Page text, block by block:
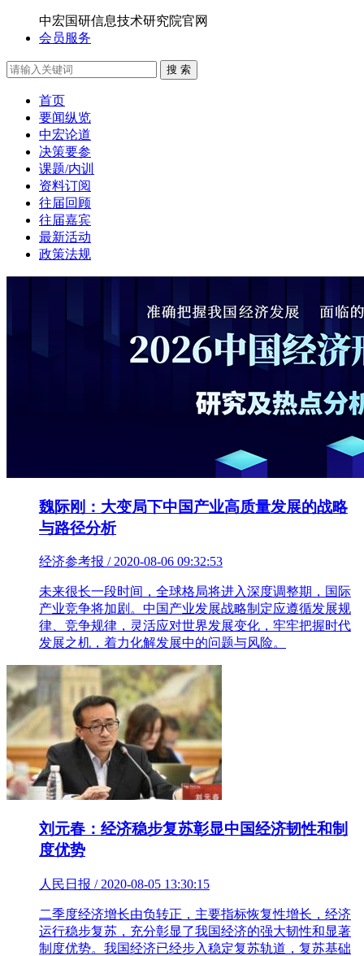
中宏国研信息技术研究院官网
会员服务
搜 索
首页
要闻纵览
中宏论道
决策要参
课题/内训
资料订阅
往届回顾
往届嘉宾
最新活动
政策法规
魏际刚：大变局下中国产业高质量发展的战略
与路径分析
经济参考报 / 2020-08-06 09:32:53
未来很长一段时间，全球格局将进入深度调整期，国际
产业竞争将加剧。中国产业发展战略制定应遵循发展规
律、竞争规律，灵活应对世界发展变化，牢牢把握时代
发展之机，着力化解发展中的问题与风险。
刘元春：经济稳步复苏彰显中国经济韧性和制
度优势
人民日报 / 2020-08-05 13:30:15
二季度经济增长由负转正，主要指标恢复性增长，经济
运行稳步复苏，充分彰显了我国经济的强大韧性和显著
制度优势。我国经济已经步入稳定复苏轨道，复苏基础